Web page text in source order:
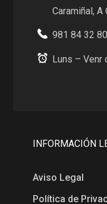
Caramiñal, A
981 84 32 80
Luns – Venr
INFORMACIÓN
Aviso Legal
Política de